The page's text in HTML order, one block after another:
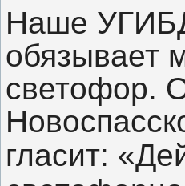
Наше
обязывает
светофор.
гласит: